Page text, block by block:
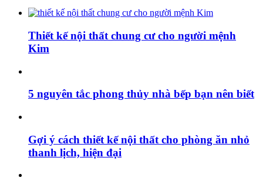
Thiết kế nội thất chung cư cho người mệnh
Kim
5 nguyên tắc phong thủy nhà bếp bạn nên biết
Gợi ý cách thiết kế nội thất cho phòng ăn nhỏ
thanh lịch, hiện đại